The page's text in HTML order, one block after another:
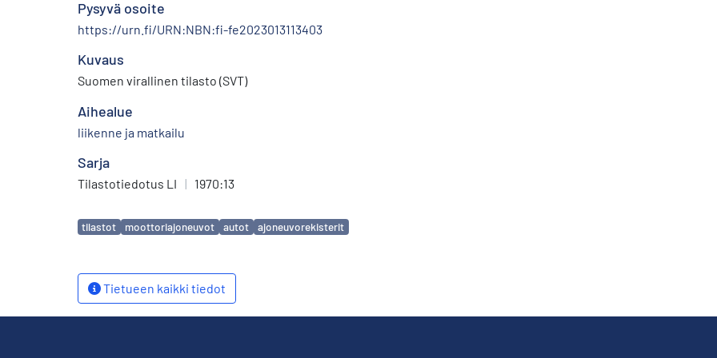
Pysyvä osoite
https://urn.fi/URN:NBN:fi-fe2023013113403
Kuvaus
Suomen virallinen tilasto (SVT)
Aihealue
liikenne ja matkailu
Sarja
Tilastotiedotus LI | 1970:13
Avainsanat
tilastot moottoriajoneuvot autot ajoneuvorekisterit
Tietueen kaikki tiedot